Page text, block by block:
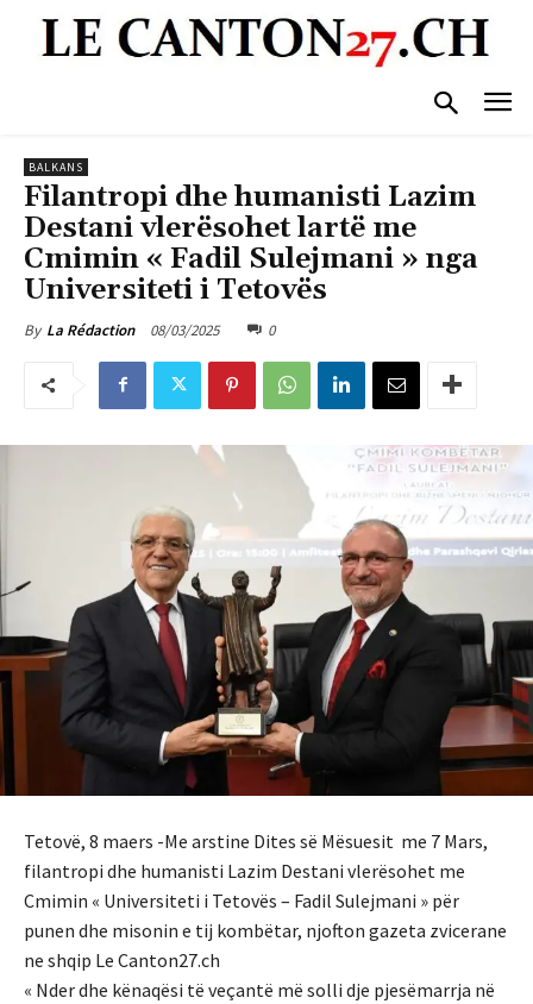
BALKANS
Filantropi dhe humanisti Lazim
Destani vlerësohet lartë me
Cmimin « Fadil Sulejmani » nga
Universiteti i Tetovës
By La Rédaction 08/03/2025 0
Tetovë, 8 maers -Me arstine Dites së Mësuesit me 7 Mars,
filantropi dhe humanisti Lazim Destani vlerësohet me
Cmimin « Universiteti i Tetovës – Fadil Sulejmani » për
punen dhe misonin e tij kombëtar, njofton gazeta zvicerane
ne shqip Le Canton27.ch
« Nder dhe kënaqësi të veçantë më solli dje pjesëmarrja në